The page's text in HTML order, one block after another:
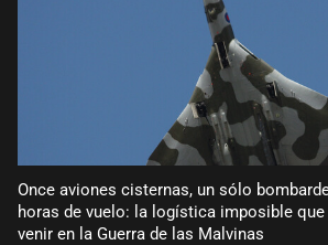
Once aviones cisternas, un sólo
horas de vuelo: la logística imposible
venir en la Guerra de las Malvinas